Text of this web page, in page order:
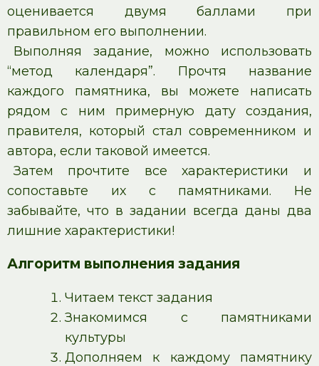
оценивается двумя баллами при
правильном его выполнении.
Выполняя задание, можно использовать
“метод календаря”. Прочтя название
каждого памятника, вы можете написать
рядом с ним примерную дату создания,
правителя, который стал современником и
автора, если таковой имеется.
Затем прочтите все характеристики и
сопоставьте их с памятниками. Не
забывайте, что в задании всегда даны два
лишние характеристики!
Алгоритм выполнения задания
Читаем текст задания
Знакомимся с памятниками
культуры
Дополняем к каждому памятнику